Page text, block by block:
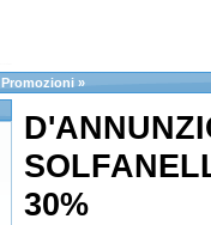
Promozioni »
30%